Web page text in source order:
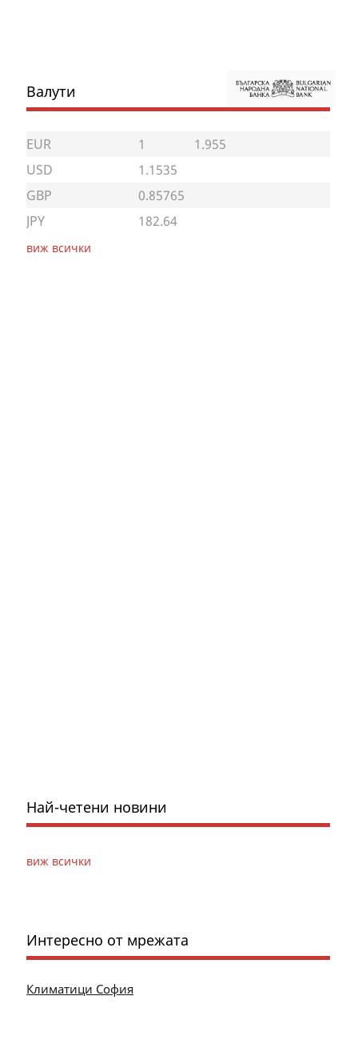
Валути
EUR 1
1.955
USD
1.1535
GBP
0.85765
JPY
182.64
виж всички
Най-четени новини
виж всички
Интересно от мрежата
Климатици София